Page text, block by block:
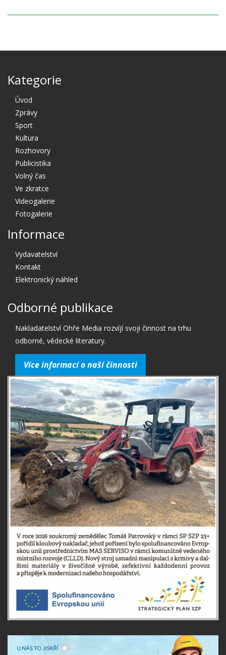
Kategorie
Úvod
Zprávy
Sport
Kultura
Rozhovory
Publicistika
Volný čas
Ve zkratce
Videogalerie
Fotogalerie
Informace
Vydavatelství
Kontakt
Elektronický náhled
Odborné publikace
Nakladatelství Ohře Media rozvíjí svoji činnost na trhu
odborné, vědecké literatury.
Více informací o naší činnosti